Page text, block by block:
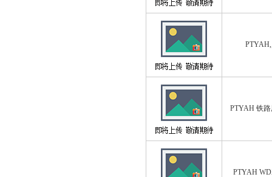
PTYAH 铁
PTYAH